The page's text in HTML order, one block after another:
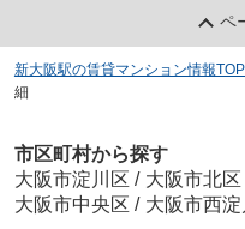
ペ
新大阪駅の賃貸マンション情報TOP
細
市区町村から探す
大阪市淀川区 / 大阪市北区
大阪市中央区 / 大阪市西淀